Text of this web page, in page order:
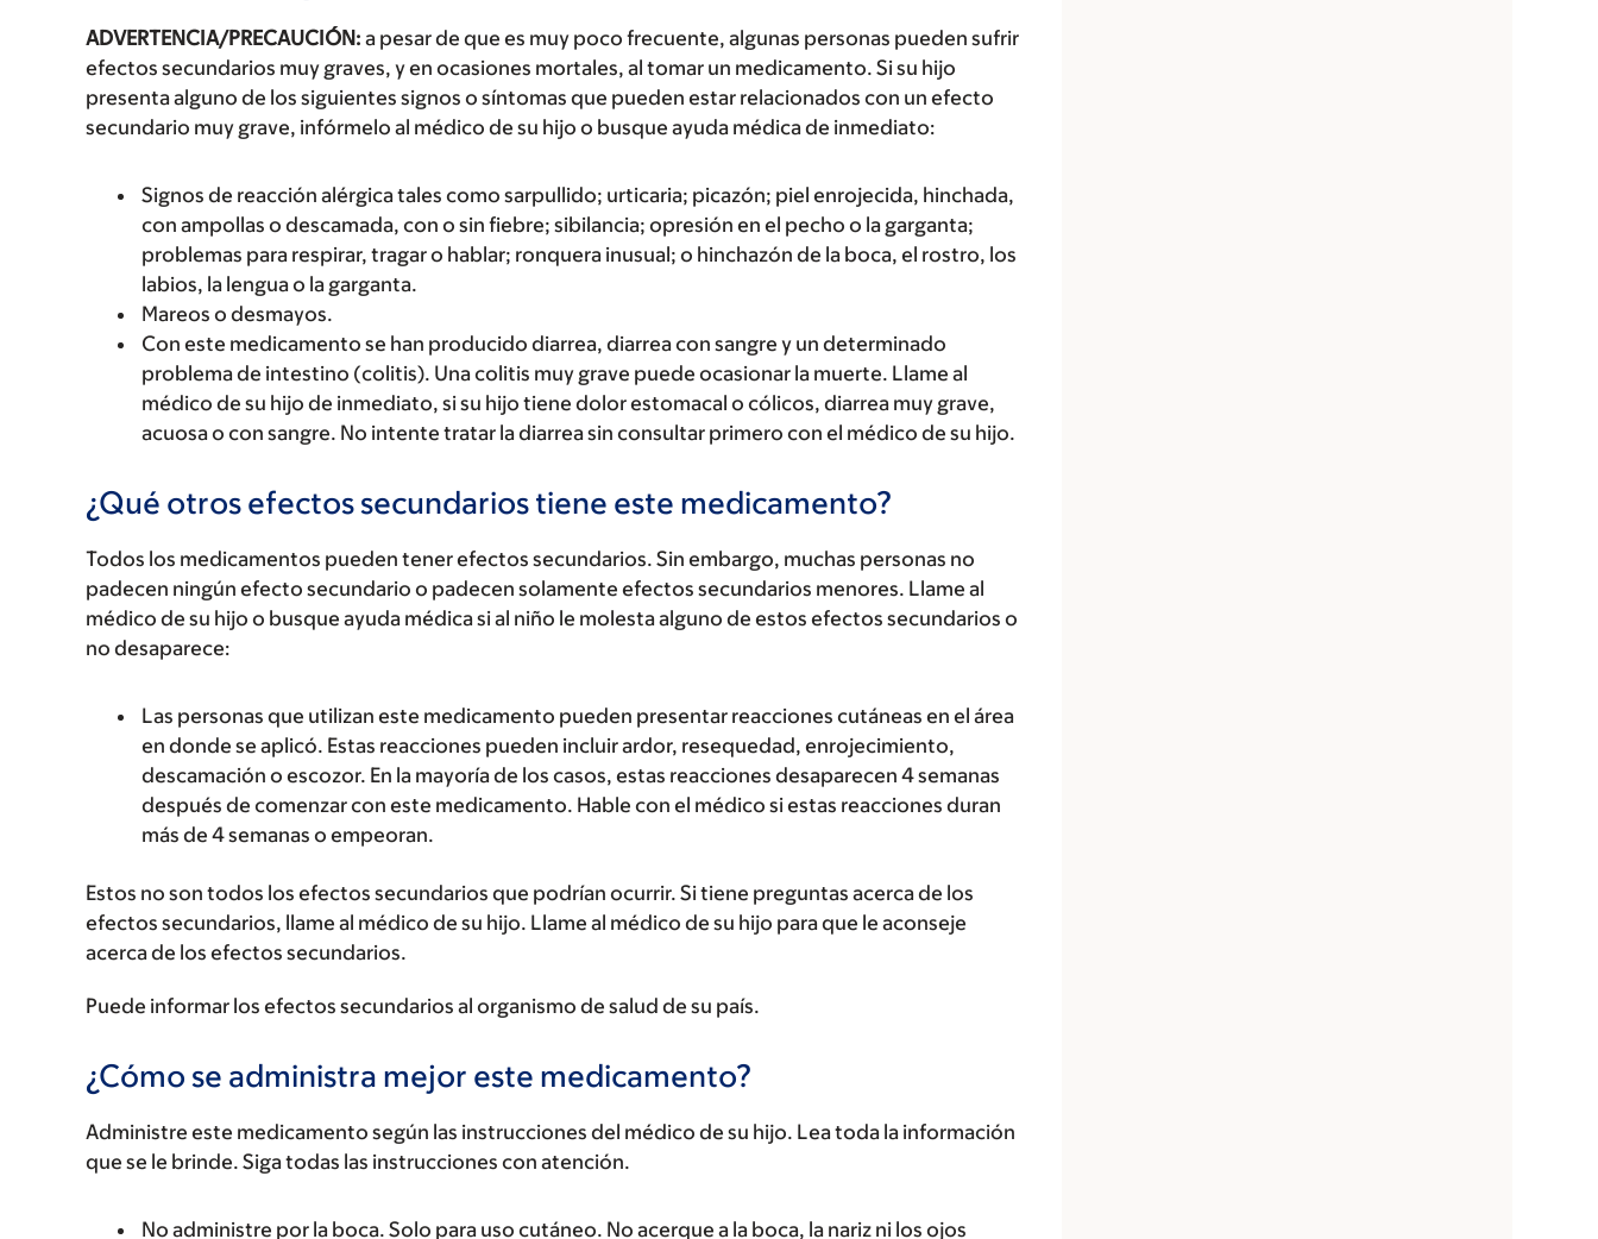
ADVERTENCIA/PRECAUCIÓN: a pesar de que es muy poco frecuente, algunas personas pueden sufrir
efectos secundarios muy graves, y en ocasiones mortales, al tomar un medicamento. Si su hijo
presenta alguno de los siguientes signos o síntomas que pueden estar relacionados con un efecto
secundario muy grave, infórmelo al médico de su hijo o busque ayuda médica de inmediato:
Signos de reacción alérgica tales como sarpullido; urticaria; picazón; piel enrojecida, hinchada,
con ampollas o descamada, con o sin fiebre; sibilancia; opresión en el pecho o la garganta;
problemas para respirar, tragar o hablar; ronquera inusual; o hinchazón de la boca, el rostro, los
labios, la lengua o la garganta.
Mareos o desmayos.
Con este medicamento se han producido diarrea, diarrea con sangre y un determinado
problema de intestino (colitis). Una colitis muy grave puede ocasionar la muerte. Llame al
médico de su hijo de inmediato, si su hijo tiene dolor estomacal o cólicos, diarrea muy grave,
acuosa o con sangre. No intente tratar la diarrea sin consultar primero con el médico de su hijo.
¿Qué otros efectos secundarios tiene este medicamento?
Todos los medicamentos pueden tener efectos secundarios. Sin embargo, muchas personas no
padecen ningún efecto secundario o padecen solamente efectos secundarios menores. Llame al
médico de su hijo o busque ayuda médica si al niño le molesta alguno de estos efectos secundarios o
no desaparece:
Las personas que utilizan este medicamento pueden presentar reacciones cutáneas en el área
en donde se aplicó. Estas reacciones pueden incluir ardor, resequedad, enrojecimiento,
descamación o escozor. En la mayoría de los casos, estas reacciones desaparecen 4 semanas
después de comenzar con este medicamento. Hable con el médico si estas reacciones duran
más de 4 semanas o empeoran.
Estos no son todos los efectos secundarios que podrían ocurrir. Si tiene preguntas acerca de los
efectos secundarios, llame al médico de su hijo. Llame al médico de su hijo para que le aconseje
acerca de los efectos secundarios.
Puede informar los efectos secundarios al organismo de salud de su país.
¿Cómo se administra mejor este medicamento?
Administre este medicamento según las instrucciones del médico de su hijo. Lea toda la información
que se le brinde. Siga todas las instrucciones con atención.
No administre por la boca. Solo para uso cutáneo. No acerque a la boca, la nariz ni los ojos